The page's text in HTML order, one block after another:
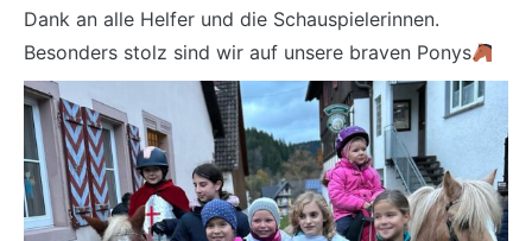
Dank an alle Helfer und die Schauspielerinnen.
Besonders stolz sind wir auf unsere braven Ponys